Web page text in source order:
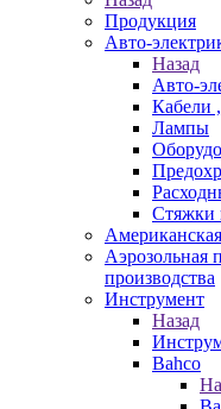
Продукция
Авто-
Назад
Авто-
Кабели
Лампы
Стяжки
Аэрозольная
производства
Инструмент
Назад
Bahco